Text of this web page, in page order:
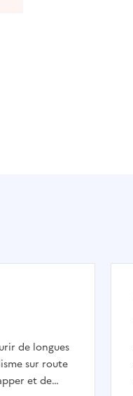
de longues
sur route
et de